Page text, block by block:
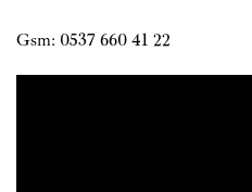
Gsm: 0537 660 41 22